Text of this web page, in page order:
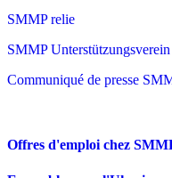
SMMP relie
SMMP Unterstützungsverein
Communiqué de presse
Offres d'emploi chez